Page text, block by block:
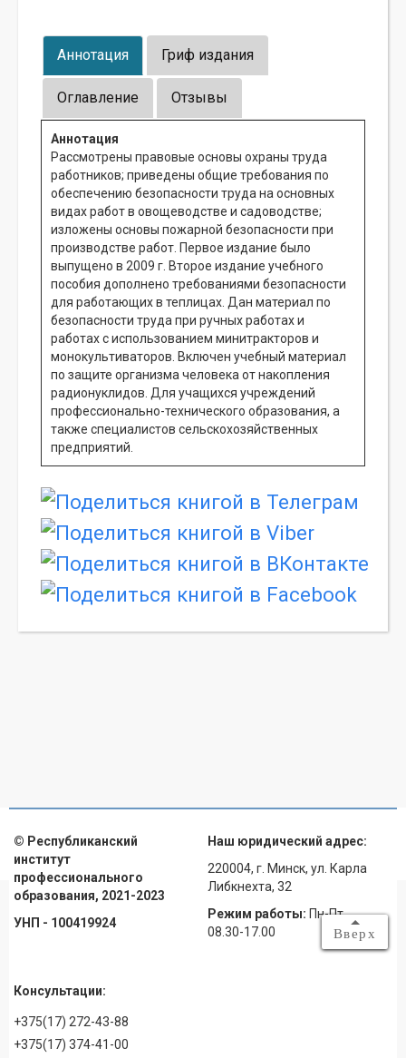
Аннотация Гриф издания
Оглавление Отзывы
Аннотация
Рассмотрены правовые основы охраны труда
работников; приведены общие требования по
обеспечению безопасности труда на основных
видах работ в овощеводстве и садоводстве;
изложены основы пожарной безопасности при
производстве работ. Первое издание было
выпущено в 2009 г. Второе издание учебного
пособия дополнено требованиями безопасности
для работающих в теплицах. Дан материал по
безопасности труда при ручных работах и
работах с использованием минитракторов и
монокультиваторов. Включен учебный материал
по защите организма человека от накопления
радионуклидов. Для учащихся учреждений
профессионально-технического образования, а
также специалистов сельскохозяйственных
предприятий.
Вверх
© Республиканский
институт
профессионального
образования, 2021-2023
УНП - 100419924
Наш юридический адрес:
220004, г. Минск, ул. Карла
Либкнехта, 32
Режим работы: Пн-Пт
08.30-17.00
Консультации:
+375(17) 272-43-88
+375(17) 374-41-00